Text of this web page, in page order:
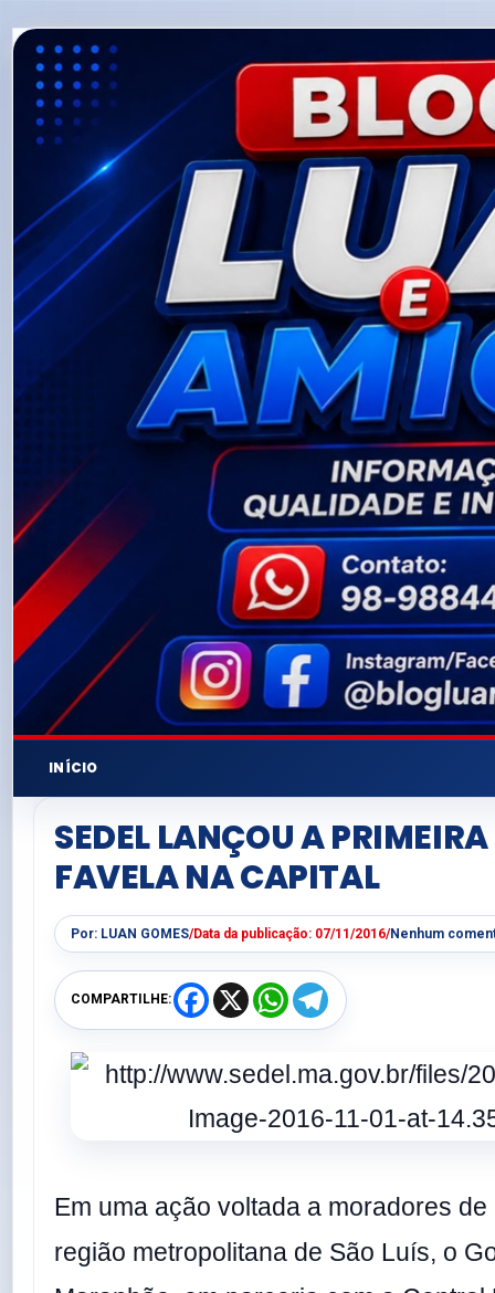
INÍCIO
SEDEL LANÇOU A
FAVELA NA CAPITAL
Por: LUAN GOMES/Data da publicação: 07/11/2016/Nenhum
COMPARTILHE:
F
a
c
o
k
X
W
h
a
s
A
p
l
r
m
Em uma ação voltada a moradores
região metropolitana de São Luís, o